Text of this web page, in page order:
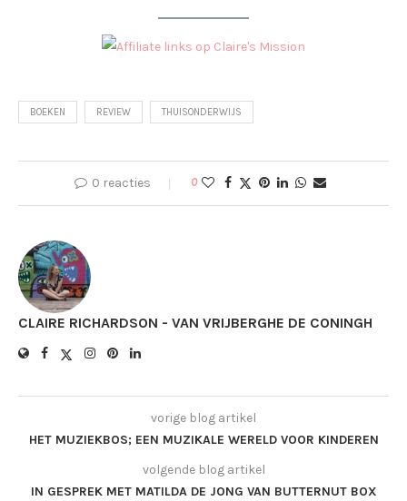
BOEKEN REVIEW THUISONDERWIJS
0 reacties 0
CLAIRE RICHARDSON - VAN VRIJBERGHE DE CONINGH
vorige blog artikel
HET MUZIEKBOS; EEN MUZIKALE WERELD VOOR KINDEREN
volgende blog artikel
IN GESPREK MET MATILDA DE JONG VAN BUTTERNUT BOX